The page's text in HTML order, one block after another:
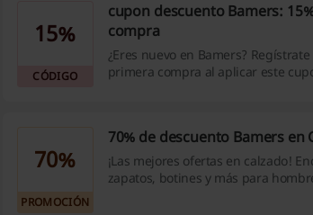
15%
CÓDIGO
cupon descuento Bamers:
compra
¿Eres nuevo en Bamers?
primera compra al aplicar este
70%
PROMOCIÓN
70% de descuento Bamers en
¡Las mejores ofertas en calzado!
zapatos, botines y más para